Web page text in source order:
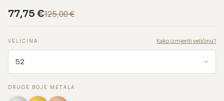
77,75 €125,00€
VELICINA Kako izmjeriti veličinu?
DRUGE BOJE METALA